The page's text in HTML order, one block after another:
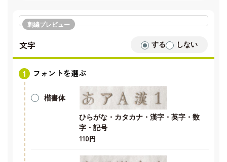
刺繍プレビュー
文字 する しない
フォントを選ぶ
楷書体
ひらがな・カタカナ・漢字・英字・数
字・記号
110円